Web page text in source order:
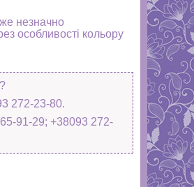
незначно
особливості кольору
272-23-80.
91-29; +38093 272-